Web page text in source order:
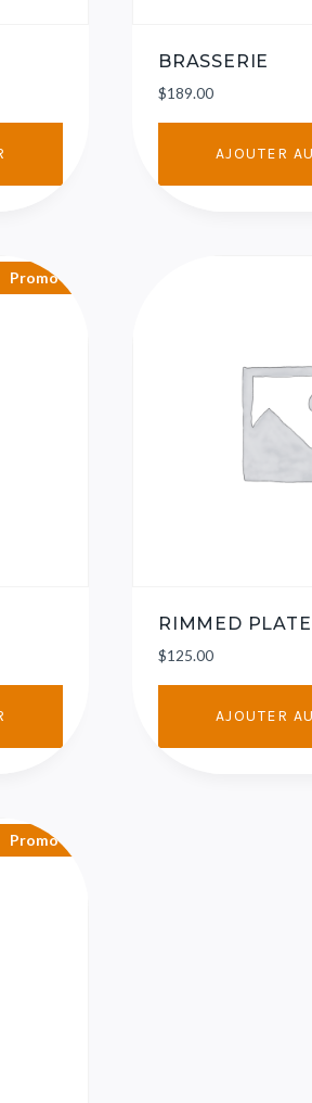
BRASSERIE
$189.00
AJOUTER
Promo !
RIMMED PLATE
$125.00
AJOUTER
Promo !